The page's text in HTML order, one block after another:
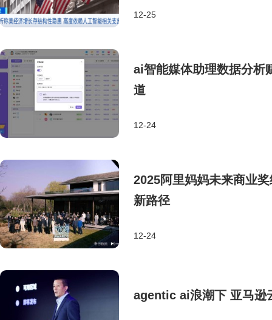
12-25
ai智能媒体助理数据分析
道
12-24
2025阿里妈妈未来商业
新路径
12-24
agentic ai浪潮下 亚马逊